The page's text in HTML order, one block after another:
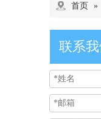
首页 »
联系